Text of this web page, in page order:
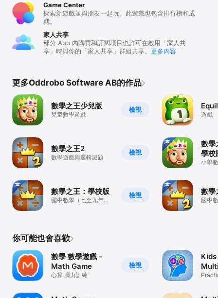
Game Center
探索新遊戲並與朋友一起玩。此遊戲也包含排行榜和成
就。
家人共享
部分 App 內購買和訂閱項目也許可在啟用「家人共
享」時與你的「家人共享」群組共享。 更多內容
更多Oddrobo Software AB的作品
檢視
數學之王少兒版
兒童數學遊戲
檢視
數學之王2
數學遊戲與邏輯謎題
檢視
數學之王：學校版
國中數學（七至九年
遊戲
數學
學校
小學
數學
國中
你可能也會喜歡
檢視
數學 數學遊戲 -
Math Game
心算 腦力訓練
Kids